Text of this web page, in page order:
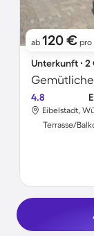
ab 120 € pro
Unterkunft ∙ 2
4.8
Eibelstadt,
Terrasse/